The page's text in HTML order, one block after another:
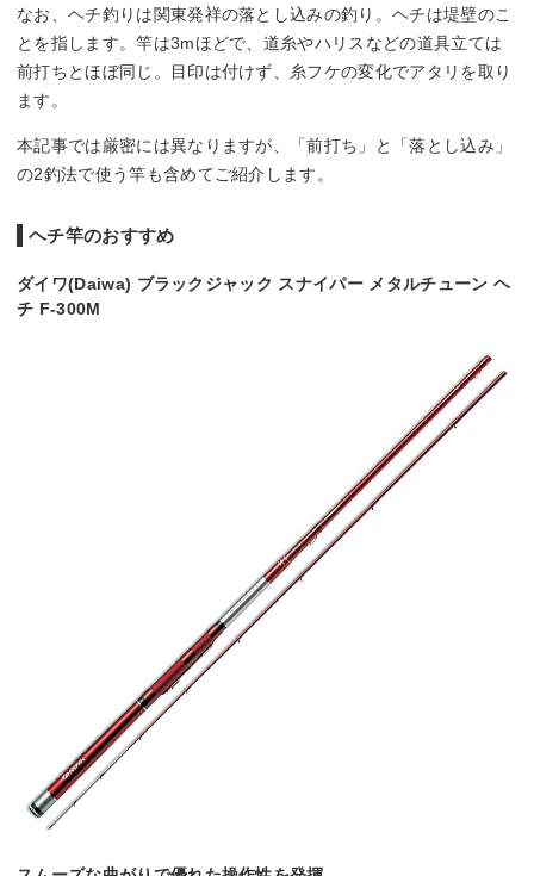
なお、ヘチ釣りは関東発祥の落とし込みの釣り。ヘチは堤壁のこ
とを指します。竿は3mほどで、道糸やハリスなどの道具立ては
前打ちとほぼ同じ。目印は付けず、糸フケの変化でアタリを取り
ます。
本記事では厳密には異なりますが、「前打ち」と「落とし込み」
の2釣法で使う竿も含めてご紹介します。
ヘチ竿のおすすめ
ダイワ(Daiwa) ブラックジャック スナイパー メタルチューン ヘ
チ F-300M